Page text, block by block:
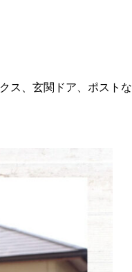
ス、玄関ドア、ポストな